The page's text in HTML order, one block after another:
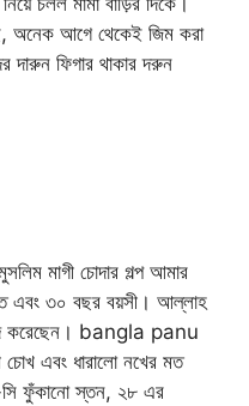
অনেক আগে থেকেই জিম করা
দারুন ফিগার থাকার দরুন
মাগী চোদার গল্প আমার
এবং ৩০ বছর বয়সী। আল্লাহ
করেছেন। bangla panu
এবং ধারালো নখের মত
সি ফুঁকানো স্তন, ২৮ এর